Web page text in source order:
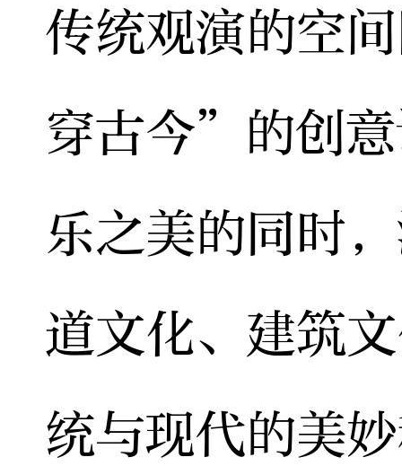
传统观演的空
穿古今”的创
乐之美的同时
道文化、建筑
统与现代的美